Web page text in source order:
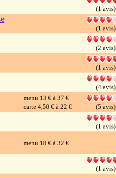
(1 avis)
(1 avis)
(2 avis)
(1 avis)
(4 avis)
menu 13 € à 37 €
carte 4,50 € à 22 €
(5 avis)
(1 avis)
menu 18 € à 32 €
(1 avis)